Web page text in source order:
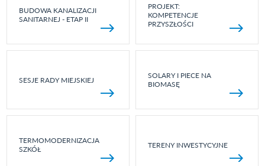
BUDOWA KANALIZACJI
SANITARNEJ - ETAP II
PROJEKT:
KOMPETENCJE
PRZYSZŁOŚCI
SESJE RADY MIEJSKIEJ
SOLARY I PIECE NA
BIOMASĘ
TERMOMODERNIZACJA
SZKÓŁ
TERENY INWESTYCYJNE